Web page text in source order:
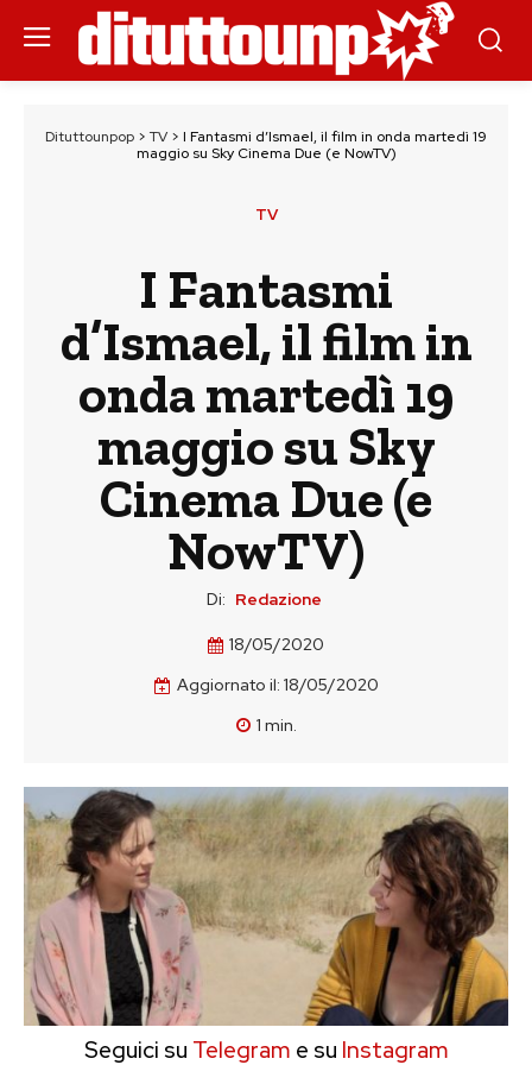
Dituttounpop > TV > I Fantasmi d’Ismael, il film in onda martedì 19
maggio su Sky Cinema Due (e NowTV)
TV
I Fantasmi
d’Ismael, il film in
onda martedì 19
maggio su Sky
Cinema Due (e
NowTV)
Di: Redazione
18/05/2020
Aggiornato il: 18/05/2020
1 min.
Seguici su Telegram e su Instagram